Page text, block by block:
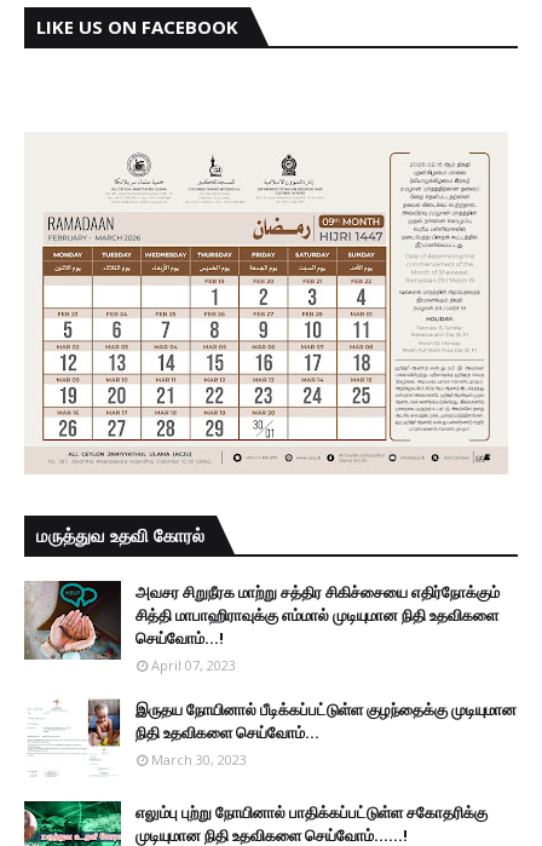
LIKE US ON FACEBOOK
மருத்துவ உதவி கோரல்
அவசர சிறுநீரக மாற்று சத்திர சிகிச்சையை எதிர்நோக்கும்
சித்தி மாபாஹிராவுக்கு எம்மால் முடியுமான நிதி உதவிகளை
செய்வோம்...!
April 07, 2023
இருதய நோயினால் பீடிக்கப்பட்டுள்ள குழந்தைக்கு முடியுமான
நிதி உதவிகளை செய்வோம்...
March 30, 2023
எலும்பு புற்று நோயினால் பாதிக்கப்பட்டுள்ள சகோதரிக்கு
முடியுமான நிதி உதவிகளை செய்வோம்......!